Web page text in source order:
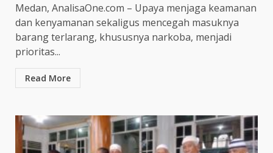
Medan, AnalisaOne.com – Upaya menjaga keamanan
dan kenyamanan sekaligus mencegah masuknya
barang terlarang, khususnya narkoba, menjadi
prioritas...
Read More